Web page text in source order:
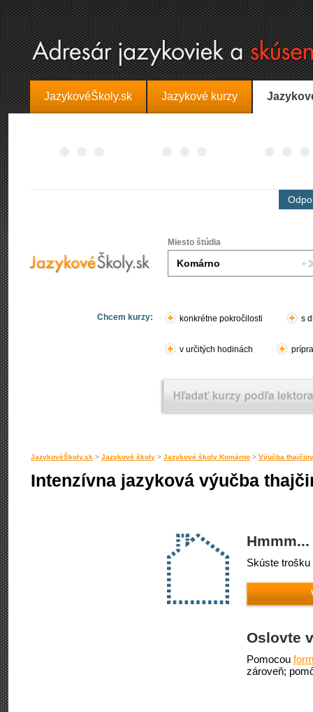
JazykovéŠkoly.sk Jazykové kurzy
Miesto štúdia
Chcem kurzy: konkrétne pokročilosti s
v určitých hodinách
JazykovéŠkoly.sk > Jazykové školy > Jazykové školy Komárno > Výučba
Intenzívna jazyková výučba
Skúste
Oslovte
Pomocou
zároveň;